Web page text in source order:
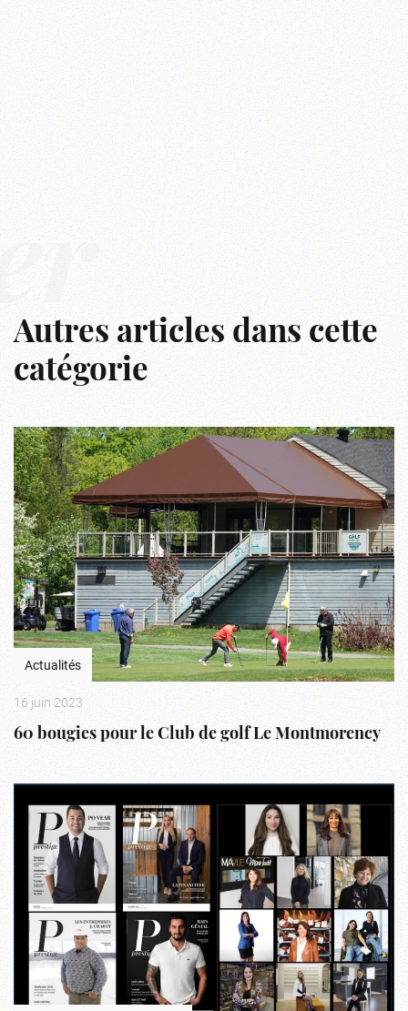
Autres articles dans cette
catégorie
Actualités
16 juin 2023
60 bougies pour le Club de golf Le Montmorency